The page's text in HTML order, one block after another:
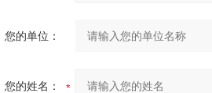
您的单位：
您的姓名：